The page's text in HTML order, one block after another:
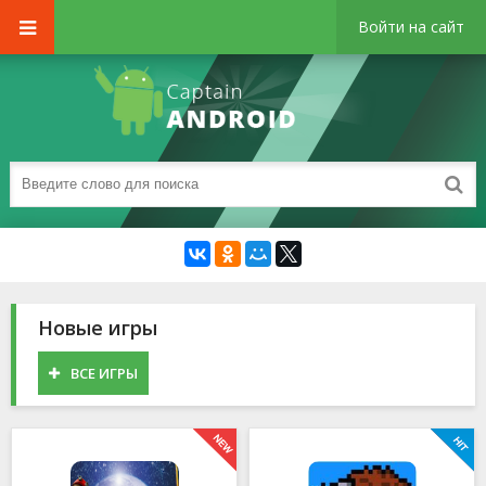
Войти на сайт
Новые игры
ВСЕ ИГРЫ